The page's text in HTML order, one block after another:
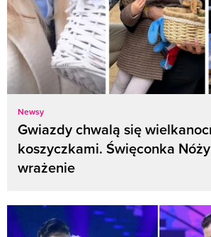
Newsy
Gwiazdy chwalą się
koszyczkami. Święconka
wrażenie